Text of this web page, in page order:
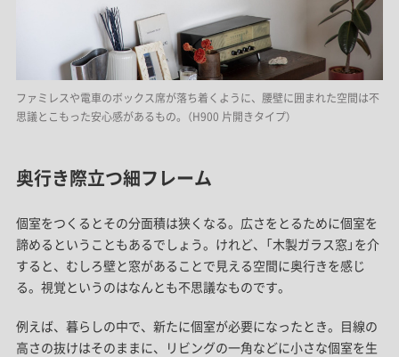
ファミレスや電車のボックス席が落ち着くように、腰壁に囲まれた空間は不
思議とこもった安心感があるもの。（H900 片開きタイプ）
奥行き際立つ細フレーム
個室をつくるとその分面積は狭くなる。広さをとるために個室を
諦めるということもあるでしょう。けれど、「木製ガラス窓」を介
すると、むしろ壁と窓があることで見える空間に奥行きを感じ
る。視覚というのはなんとも不思議なものです。
例えば、暮らしの中で、新たに個室が必要になったとき。目線の
高さの抜けはそのままに、リビングの一角などに小さな個室を生